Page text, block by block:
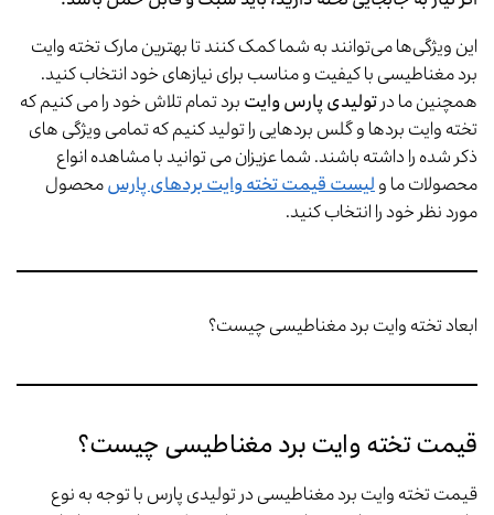
این ویژگی‌ها می‌توانند به شما کمک کنند تا بهترین مارک تخته وایت
برد مغناطیسی با کیفیت و مناسب برای نیازهای خود انتخاب کنید.
همچنین ما درتولیدی پارس وایت برد تمام تلاش خود را می کنیم که
تخته وایت بردها و گلس بردهایی را تولید کنیم که تمامی ویژگی های
ذکر شده را داشته باشند. شما عزیزان می توانید با مشاهده انواع
محصولات ما ولیست قیمت تخته وایت بردهای پارسمحصول
مورد نظر خود را انتخاب کنید.
ابعاد تخته وایت برد مغناطیسی چیست؟
قیمت تخته وایت برد مغناطیسی چیست؟
قیمت تخته وایت برد مغناطیسی در تولیدی پارس با توجه به نوع